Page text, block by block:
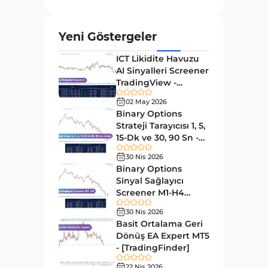
Göstergeleri
Forward Piyasası MT4
Göstergeleri
Döngüler MT4 Göstergeleri
Arz ve Talep MT4 Göstergeleri
Kırılma MT4 Göstergeleri 95
Likidite MT4 Göstergeleri
Day Trading MT4 Göstergeleri
Eğitimsel MT4 Göstergeleri
Volatilite MT4 Göstergeleri 83
Tersine MT4 Göstergeleri 498
Yeni Göstergeler
ICT Likidite Havuzu
AI Sinyalleri Screener
TradingView -
[TradingFinder]
Ücretsiz
02 May 2026
Binary Options
Strateji Tarayıcısı 1, 5,
15-Dk ve 30, 90 Sn -
[TradingFinder]
30 Nis 2026
Binary Options
Sinyal Sağlayıcı
Screener M1-H4
TradingView -
[TradingFinder]
30 Nis 2026
Basit Ortalama Geri
Dönüş EA Expert MT5
- [TradingFinder]